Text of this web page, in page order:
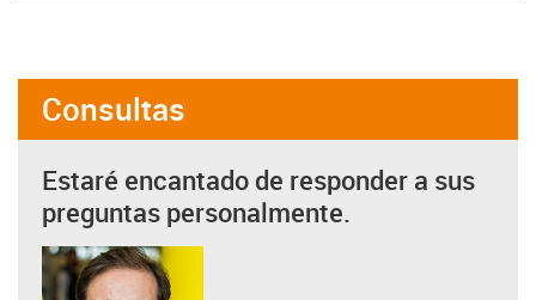
Consultas
Estaré encantado de responder a sus
preguntas personalmente.